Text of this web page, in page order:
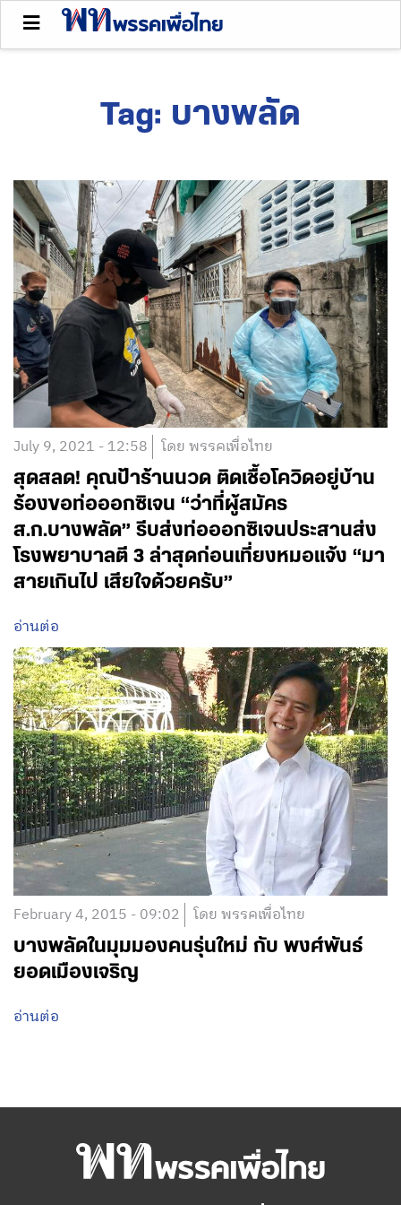
Tag: บางพลัด
July 9, 2021 - 12:58 โดย พรรคเพื่อไทย
สุดสลด! คุณป้าร้านนวด ติดเชื้อโควิดอยู่บ้าน
ร้องขอท่อออกซิเจน “ว่าที่ผู้สมัคร
ส.ก.บางพลัด” รีบส่งท่อออกซิเจนประสานส่ง
โรงพยาบาลตี 3 ล่าสุดก่อนเที่ยงหมอแจ้ง “มา
สายเกินไป เสียใจด้วยครับ”
อ่านต่อ
February 4, 2015 - 09:02 โดย พรรคเพื่อไทย
บางพลัดในมุมมองคนรุ่นใหม่ กับ พงศ์พันธ์
ยอดเมืองเจริญ
อ่านต่อ